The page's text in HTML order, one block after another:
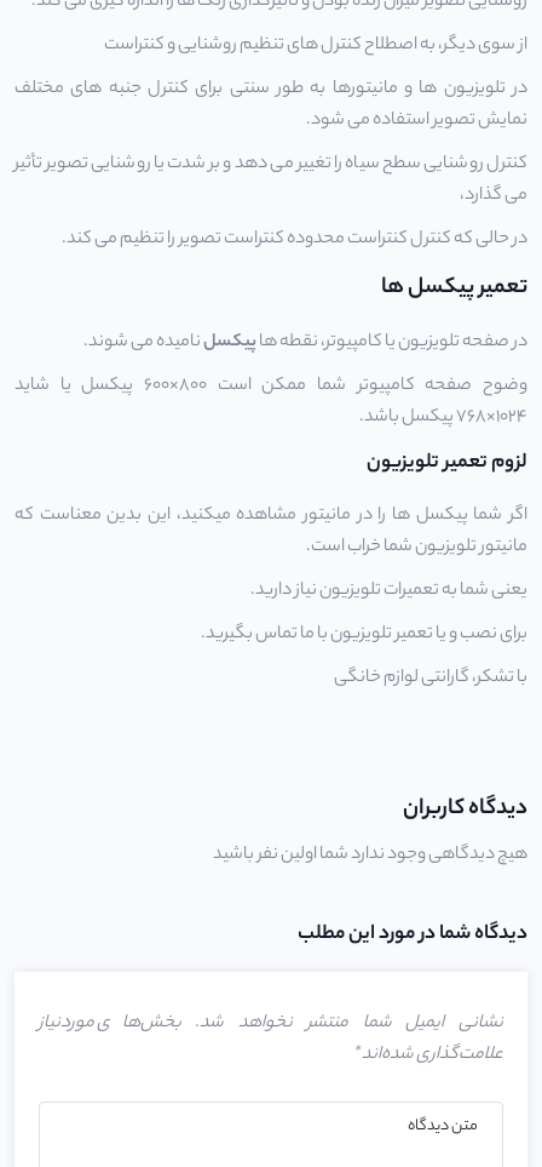
از سوی دیگر، به اصطلاح کنترل های تنظیم روشنایی و کنتراست
در تلویزیون ها و مانیتورها به طور سنتی برای کنترل جنبه های مختلف
نمایش تصویر استفاده می شود.
کنترل روشنایی سطح سیاه را تغییر می دهد و بر شدت یا روشنایی تصویر تأثیر
می گذارد،
در حالی که کنترل کنتراست محدوده کنتراست تصویر را تنظیم می کند.
تعمیر پیکسل ها
در صفحه تلویزیون یا کامپیوتر، نقطه هاپیکسلنامیده می شوند.
وضوح صفحه کامپیوتر شما ممکن است 800×600 پیکسل یا شاید
1024×768 پیکسل باشد.
لزوم تعمیر تلویزیون
اگر شما پیکسل ها را در مانیتور مشاهده میکنید، این بدین معناست که
مانیتور تلویزیون شما خراب است.
یعنی شما به تعمیرات تلویزیون نیاز دارید.
برای نصب و یاتعمیر تلویزیونبا ما تماس بگیرید.
با تشکر،گارانتی لوازم خانگی
دیدگاه کاربران
هیچ دیدگاهی وجود ندارد شما اولین نفر باشید
دیدگاه شما در مورد این مطلب
نشانی ایمیل شما منتشر نخواهد شد. بخش‌های موردنیاز
علامت‌گذاری شده‌اند*